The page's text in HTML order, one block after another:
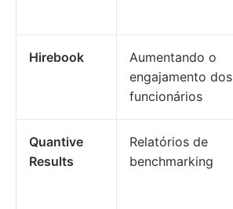
Hirebook
Aumentando o
engajamento dos
funcionários
Quantive
Results
Relatórios de
benchmarking